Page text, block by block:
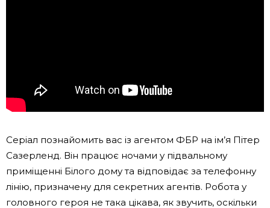
Серіал познайомить вас із агентом ФБР на ім’я Пітер
Сазерленд. Він працює ночами у підвальному
приміщенні Білого дому та відповідає за телефонну
лінію, призначену для секретних агентів. Робота у
головного героя не така цікава, як звучить, оскільки